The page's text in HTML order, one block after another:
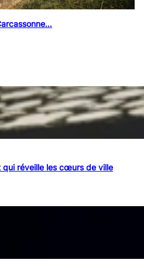
qui réveille les cœurs de ville